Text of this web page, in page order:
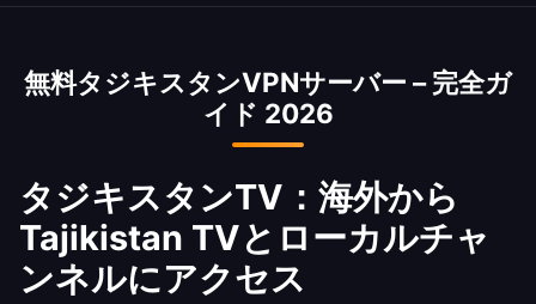
の銀行サービスにアクセスするためによく使われ
Bank、BBKのアプリに安全にアクセス。
無料タジキスタンVPNサーバー – 完全ガ
イド 2026
タジキスタンTV：海外から
Tajikistan TVとローカルチャ
ンネルにアクセス